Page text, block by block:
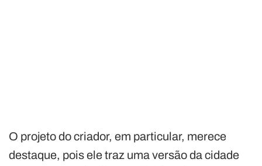
O projeto do criador, em particular, merece
destaque, pois ele traz uma versão da cidade